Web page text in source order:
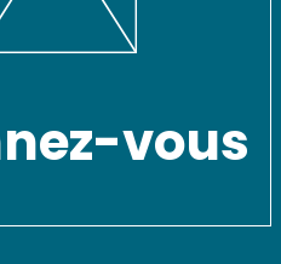
vous